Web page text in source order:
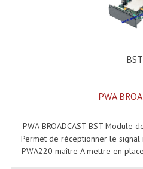
Lecteurs
Lecteurs
Lecteurs
Lecteurs Lasers
BST
PWA
PWA-BROADCAST BST Module
Permet de réceptionner le signal
PWA220 maître A mettre en